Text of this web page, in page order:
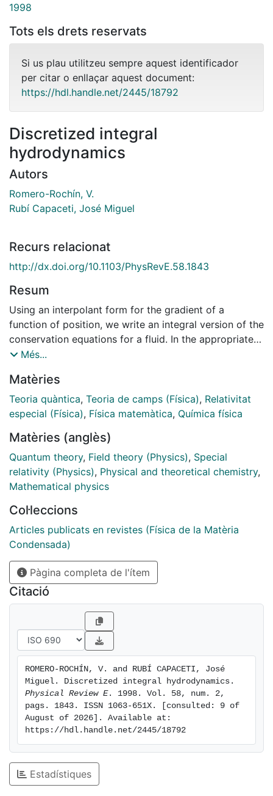
1998
Tots els drets reservats
Si us plau utilitzeu sempre aquest identificador
per citar o enllaçar aquest document:
https://hdl.handle.net/2445/18792
Discretized integral
hydrodynamics
Autors
Romero-Rochín, V.
Rubí Capaceti, José Miguel
Recurs relacionat
http://dx.doi.org/10.1103/PhysRevE.58.1843
Resum
Using an interpolant form for the gradient of a
function of position, we write an integral version of the
conservation equations for a fluid. In the appropriate
limit, these become the usual conservation laws of
special cases of the Navier-Stokes equations for
viscous flow and the Fourier law for thermal
conduction in the presence of hydrodynamic
we show how the integral equations can give rise to
the so-called particle dynamics of smoothed particle
hydrodynamics and dissipative particle dynamics.
Més...
Matèries
Teoria quàntica, Teoria de camps (Física), Relativitat
especial (Física), Física matemàtica, Química física
Matèries (anglès)
Quantum theory, Field theory (Physics), Special
relativity (Physics), Physical and theoretical chemistry,
Mathematical physics
Col·leccions
Articles publicats en revistes (Física de la Matèria
Condensada)
Pàgina completa de l'ítem
Citació
ROMERO-ROCHÍN, V. and RUBÍ CAPACETI, José
Physical Review E. 1998. Vol. 58, num. 2,
pags. 1843. ISSN 1063-651X. [consulted: 9 of
August of 2026]. Available at:
https://hdl.handle.net/2445/18792
Estadístiques